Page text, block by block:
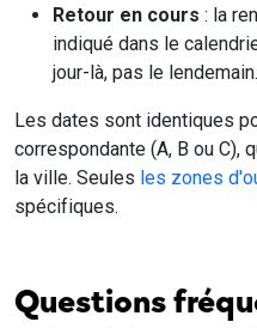
Retour en cours : la
indiqué dans le
jour-là, pas le lendemain.
Les dates sont identiques
correspondante (A, B ou C),
la ville. Seules les zones
spécifiques.
Questions